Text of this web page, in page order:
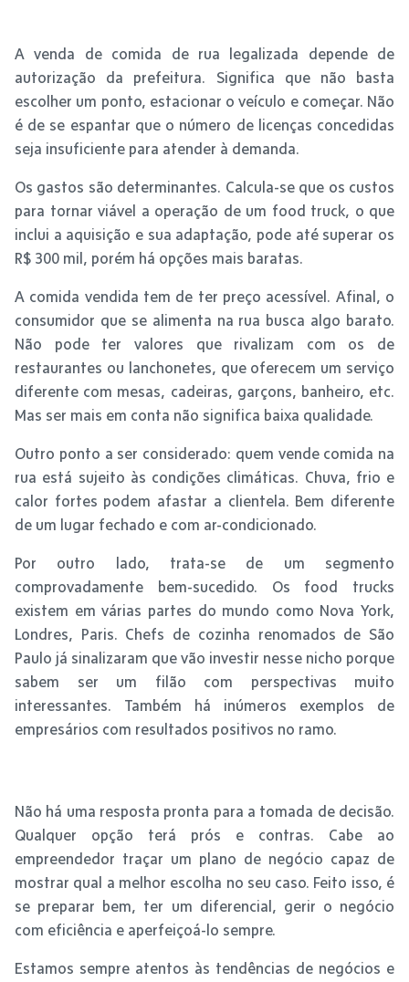
A venda de comida de rua legalizada depende de
autorização da prefeitura. Significa que não basta
escolher um ponto, estacionar o veículo e começar. Não
é de se espantar que o número de licenças concedidas
seja insuficiente para atender à demanda.
Os gastos são determinantes. Calcula-se que os custos
para tornar viável a operação de um food truck, o que
inclui a aquisição e sua adaptação, pode até superar os
R$ 300 mil, porém há opções mais baratas.
A comida vendida tem de ter preço acessível. Afinal, o
consumidor que se alimenta na rua busca algo barato.
Não pode ter valores que rivalizam com os de
restaurantes ou lanchonetes, que oferecem um serviço
diferente com mesas, cadeiras, garçons, banheiro, etc.
Mas ser mais em conta não significa baixa qualidade.
Outro ponto a ser considerado: quem vende comida na
rua está sujeito às condições climáticas. Chuva, frio e
calor fortes podem afastar a clientela. Bem diferente
de um lugar fechado e com ar-condicionado.
Por outro lado, trata-se de um segmento
comprovadamente bem-sucedido. Os food trucks
existem em várias partes do mundo como Nova York,
Londres, Paris. Chefs de cozinha renomados de São
Paulo já sinalizaram que vão investir nesse nicho porque
sabem ser um filão com perspectivas muito
interessantes. Também há inúmeros exemplos de
empresários com resultados positivos no ramo.
Não há uma resposta pronta para a tomada de decisão.
Qualquer opção terá prós e contras. Cabe ao
empreendedor traçar um plano de negócio capaz de
mostrar qual a melhor escolha no seu caso. Feito isso, é
se preparar bem, ter um diferencial, gerir o negócio
com eficiência e aperfeiçoá-lo sempre.
Estamos sempre atentos às tendências de negócios e